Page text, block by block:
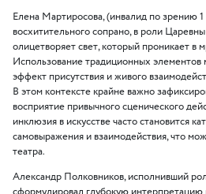
Елена Мартиросова,(инвалид по зрению
восхитительного сопрано, в роли
олицетворяет свет, который проникает в
Использование традиционных элементов
эффект присутствия и живого
В этом контексте крайне важно
восприятие привычного сценического
инклюзия в искусстве часто становится
самовыражения и взаимодействия, что
театра.
Александр Полковников, исполнивший